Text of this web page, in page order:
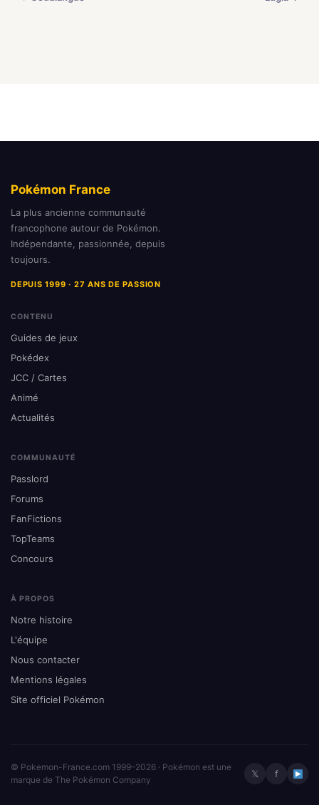
Pokémon France
La plus ancienne communauté
francophone autour de Pokémon.
Indépendante, passionnée, depuis
toujours.
DEPUIS 1999 · 27 ANS DE PASSION
CONTENU
Guides de jeux
Pokédex
JCC / Cartes
Animé
Actualités
COMMUNAUTÉ
Passlord
Forums
FanFictions
TopTeams
Concours
À PROPOS
Notre histoire
L'équipe
Nous contacter
Mentions légales
Site officiel Pokémon
© Pokemon-France.com 1999–2026 · Pokémon est une
marque de The Pokémon Company
𝕏 f